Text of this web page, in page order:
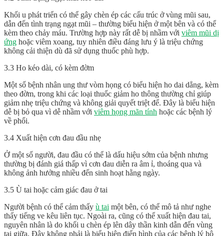
Khối u phát triển có thể gây chèn ép các cấu trúc ở vùng mũi sau,
dẫn đến tình trạng ngạt mũi – thường biểu hiện ở một bên và có thể
kèm theo chảy máu. Trường hợp này rất dễ bị nhầm với viêm mũi dị
ứng hoặc viêm xoang, tuy nhiên điều đáng lưu ý là triệu chứng
không cải thiện dù đã sử dụng thuốc phù hợp.
3.3 Ho kéo dài, có kèm đờm
Một số bệnh nhân ung thư vòm họng có biểu hiện ho dai dẳng, kèm
theo đờm, trong khi các loại thuốc giảm ho thông thường chỉ giúp
giảm nhẹ triệu chứng và không giải quyết triệt để. Đây là biểu hiện
dễ bị bỏ qua vì dễ nhầm với viêm họng mãn tính hoặc các bệnh lý
về phổi.
3.4 Xuất hiện cơn đau đầu nhẹ
Ở một số người, đau đầu có thể là dấu hiệu sớm của bệnh nhưng
thường bị đánh giá thấp vì cơn đau diễn ra âm ỉ, thoáng qua và
không ảnh hưởng nhiều đến sinh hoạt hằng ngày.
3.5 Ù tai hoặc cảm giác đau ở tai
Người bệnh có thể cảm thấy ù tai một bên, có thể mô tả như nghe
thấy tiếng ve kêu liên tục. Ngoài ra, cũng có thể xuất hiện đau tai,
nguyên nhân là do khối u chèn ép lên dây thần kinh dẫn đến vùng
tai giữa. Đây không phải là biểu hiện điển hình của các bệnh lý hô